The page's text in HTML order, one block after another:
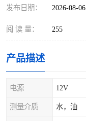
发布日期： 2026-08-06
阅 读 量： 255
产品描述
电源 12V
测量介质 水，油